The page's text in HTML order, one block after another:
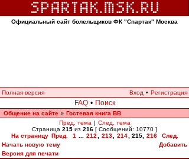
Официальный сайт болельщиков ФК "Спартак" Москва
Полная версия Вход • Регистрация
FAQ • Поиск
Общение на сайте » Гостевая книга ВВ
Пред. тема | След. тема
Страница 215 из 216 [ Сообщений: 10770 ]
На страницу Пред. 1 212 213 214 215, 216
След.
Начать новую тему
Добавить
Версия для печати